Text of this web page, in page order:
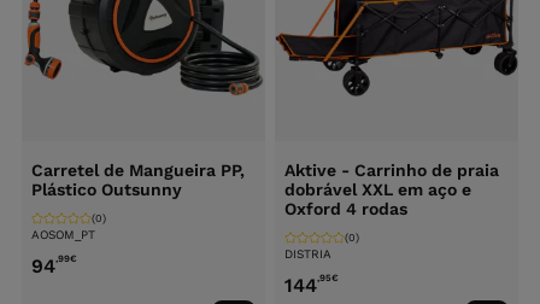
Carretel de Mangueira PP,
Plástico Outsunny
AOSOM_PT
(0)
94,99€
Aktive - Carrinho de praia
dobrável XXL em aço e
Oxford 4 rodas
DISTRIA
(0)
144,95€